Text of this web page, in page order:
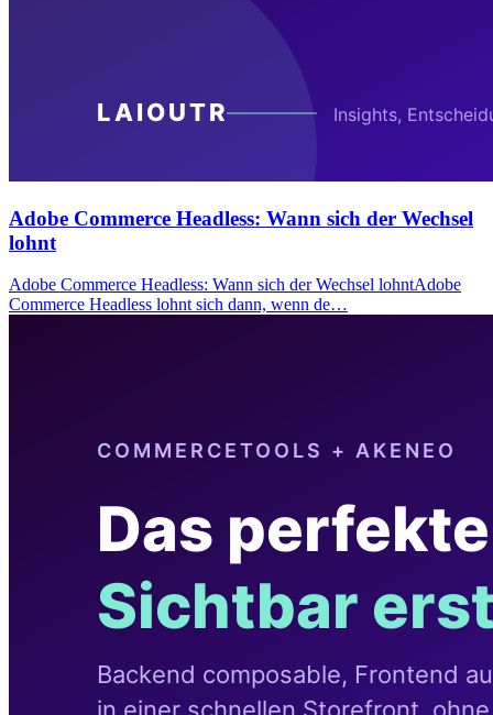
Adobe Commerce Headless: Wann sich der Wechsel
lohnt
Adobe Commerce Headless: Wann sich der Wechsel lohntAdobe
Commerce Headless lohnt sich dann, wenn de…